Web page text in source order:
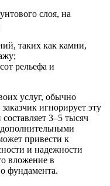
слоя, на
таких как камни,
рельефа и
услуг, обычно
игнорирует эту
3–5 тысяч
дополнительными
привести к
и надежности
вложение в
фундамента.